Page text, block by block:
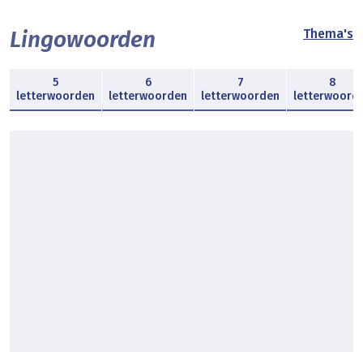
Lingowoorden Thema's
5
letterwoorden
6
letterwoorden
7
letterwoorden
8